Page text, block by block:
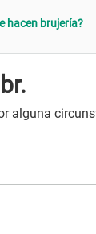
hacen brujería?
alguna